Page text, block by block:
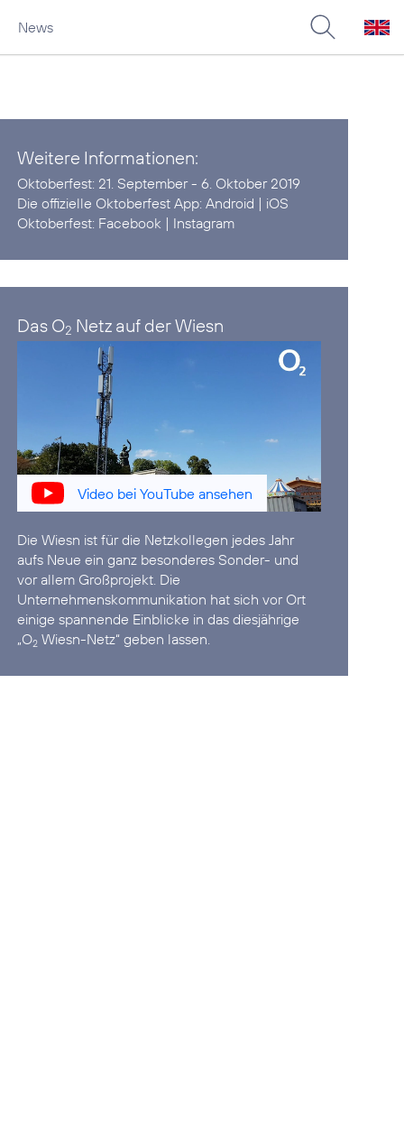
News
Weitere Informationen:
Oktoberfest: 21. September - 6. Oktober 2019
Die offizielle Oktoberfest App:Android | iOS
Oktoberfest: Facebook | Instagram
Das O2 Netz auf der Wiesn
Video bei YouTube ansehen
Die Wiesn ist für die Netzkollegen jedes Jahr
aufs Neue ein ganz besonderes Sonder- und
vor allem Großprojekt. Die
Unternehmenskommunikation hat sich vor Ort
einige spannende Einblicke in das diesjährige
„O2 Wiesn-Netz“ geben lassen.